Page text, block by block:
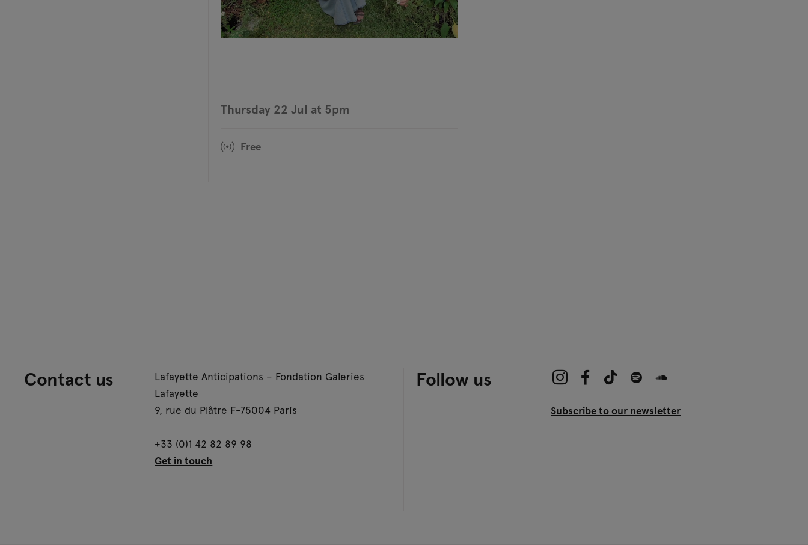
Thursday 22 Jul at 5pm
Free
Contact us
Lafayette Anticipations – Fondation Galeries
Lafayette
9, rue du Plâtre F-75004 Paris
+33 (0)1 42 82 89 98
Get in touch
Follow us
Subscribe to our newsletter